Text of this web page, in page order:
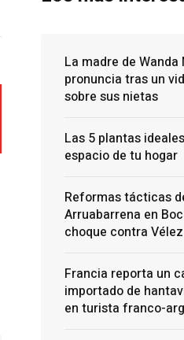
La madre de Wanda
pronuncia tras un
sobre sus nietas
Las 5 plantas
espacio de tu hogar
Reformas tácticas
Arruabarrena en
choque contra Vélez
Francia reporta un
importado de
en turista franco-